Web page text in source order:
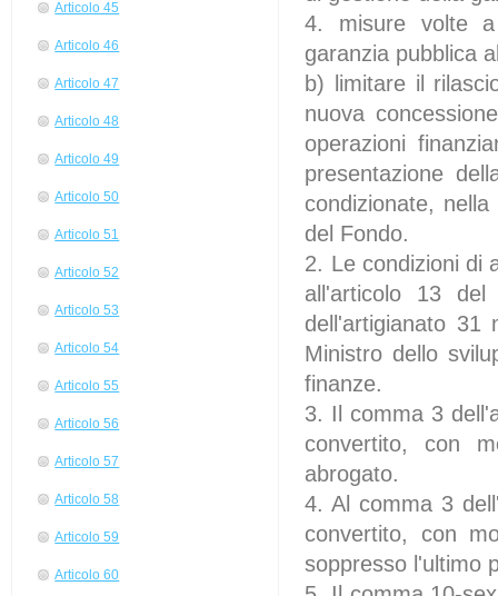
Articolo 45
Articolo 46
Articolo 47
Articolo 48
Articolo 49
Articolo 50
Articolo 51
Articolo 52
Articolo 53
Articolo 54
Articolo 55
Articolo 56
Articolo 57
Articolo 58
Articolo 59
Articolo 60
4. misure volte a
garanzia pubblica
b) limitare il
nuova
operazioni
presentazione
condizionate,
del Fondo.
2. Le condizioni di
all'articolo 13 del
dell'artigianato 31
Ministro dello
finanze.
3. Il comma 3
convertito, con
abrogato.
4. Al comma 3
convertito, con
soppresso l'ultimo